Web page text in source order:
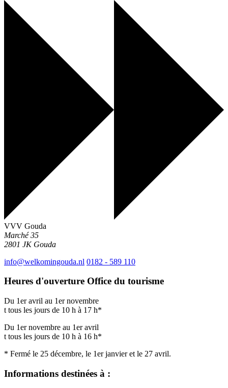
VVV Gouda
Marché 35
2801 JK Gouda
info@welkomingouda.nl 0182 - 589 110
Heures d'ouverture Office du tourisme
Du 1er avril au 1er novembre
t tous les jours de 10 h à 17 h*
Du 1er novembre au 1er avril
t tous les jours de 10 h à 16 h*
* Fermé le 25 décembre, le 1er janvier et le 27 avril.
Informations destinées à :